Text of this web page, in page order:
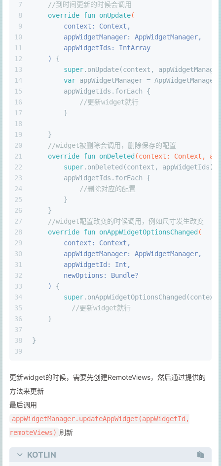
7
8
9
10
11
12
13
14
15
16
17
18
19
20
21
22
23
24
25
26
27
28
29
30
31
32
33
34
35
36
37
38
39
//到时间更新的时候会调用
override fun onUpdate(
        context:
Context ,
        appWidgetManager:
AppWidgetManager,
        appWidgetIds:
IntArray
    )
{
super.onUpdate(context,
var appWidgetManager =
        appWidgetIds.forEach {
//更新widget就行
        }
    }
//widget被删除会调用，删除保存的配置
override fun onDeleted (context: Context ,
super.onDeleted(context, appWidgetIds)
        appWidgetIds.forEach {
//删除对应的配置
        }
    }
//widget配置改变的时候调用，例如尺寸发生改变
override fun onAppWidgetOptionsChanged (
        context:
Context ,
        appWidgetManager:
AppWidgetManager,
        appWidgetId:
Int ,
        newOptions:
Bundle?
    )
{
super
//更新widget就行
    }
}
更新widget的时候，需要先创建RemoteViews，然后通过提供的
方法来更新
最后调用
appWidgetManager.updateAppWidget(appWidgetId,
remoteViews) 刷新
KOTLIN